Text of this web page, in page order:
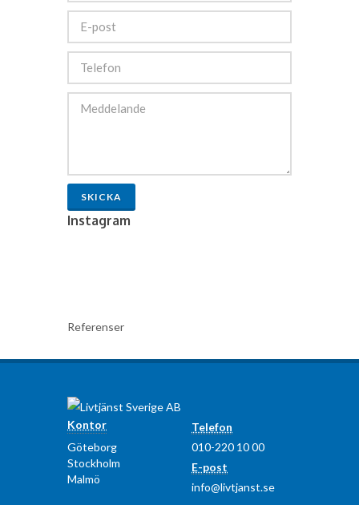
SKICKA
Instagram
Referenser
Kontor
Göteborg
Stockholm
Malmö
Telefon
010-220 10 00
E-post
info@livtjanst.se